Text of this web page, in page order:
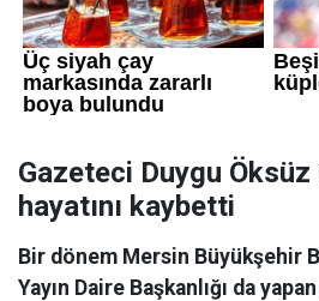
Gazeteci Duygu Öksüz
hayatını kaybetti
Bir dönem Mersin Büyükşehir
Yayın Daire Başkanlığı da